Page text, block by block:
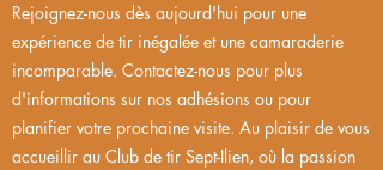
Rejoignez-nous dès aujourd'hui pour une
expérience de tir inégalée et une camaraderie
incomparable. Contactez-nous pour plus
d'informations sur nos adhésions ou pour
planifier votre prochaine visite. Au plaisir de vous
accueillir au Club de tir Sept-Ilien, où la passion